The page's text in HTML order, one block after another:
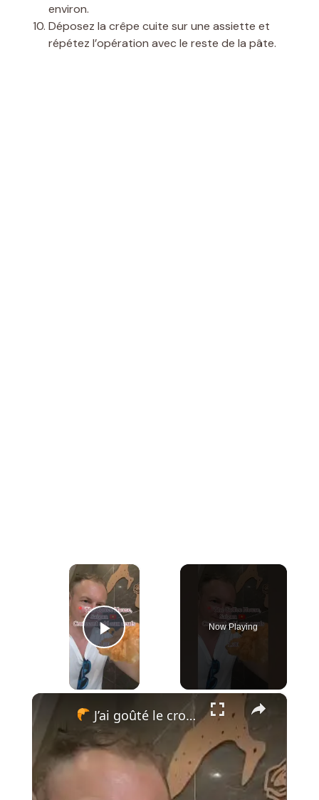
environ.
Déposez la crêpe cuite sur une assiette et
répétez l’opération avec le reste de la pâte.
×
Play Video
Now Playing
×
J’ai goûté le croissant le plus bizarre du Vietnam… et j’ai regretté !